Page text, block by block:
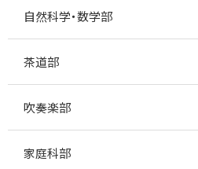
自然科学・数学部
茶道部
吹奏楽部
家庭科部